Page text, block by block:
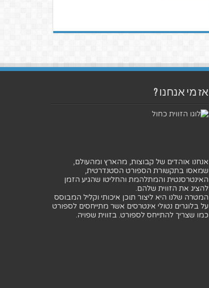
אז מי אנחנו ?
אנחנו אוהדים של קבוצות, מהארץ ומהעולם,
שמאסו בתקשורת הספורט הסטנדרטית,
האינטרסנטית והמתלהמת והחליטו שהגיע הזמן
להציג את הזווית שלהם.
המטרה שלנו היא ליצור תוכן איכותי וקליל המבוסס
על בלוגרים נטולי אינטרסים אשר מתייחסים לספורט
כמו שצריך להתייחס לספורט. בזווית שפויה.